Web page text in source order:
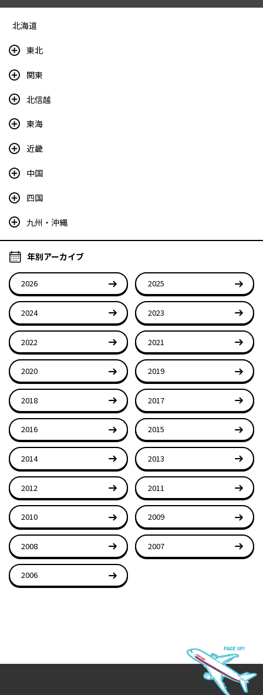
北海道
東北
関東
北信越
東海
近畿
中国
四国
九州・沖縄
年別アーカイブ
2026 2025
2024 2023
2022 2021
2020 2019
2018 2017
2016 2015
2014 2013
2012 2011
2010 2009
2008 2007
2006